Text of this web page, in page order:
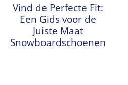
Vind de Perfecte Fit:
Een Gids voor de
Juiste Maat
Snowboardschoenen